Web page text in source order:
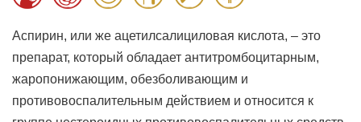
Аспирин, или же ацетилсалициловая кислота, – это
препарат, который обладает антитромбоцитарным,
жаропонижающим, обезболивающим и
противовоспалительным действием и относится к